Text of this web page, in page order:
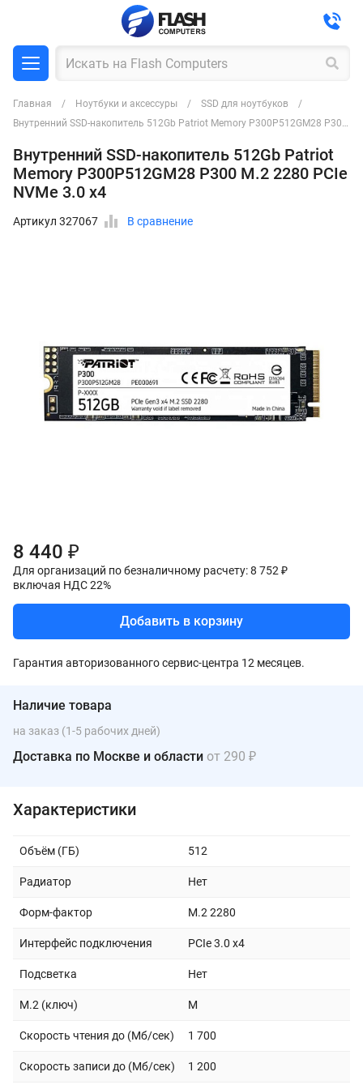
Главная Ноутбуки и аксессуры
SSD для ноутбуков
Внутренний SSD-накопитель 512Gb Patriot Memory P300P512GM28 P300 M.2 2280 PCIe NVMe 3.0 x4
Внутренний SSD-накопитель 512Gb Patriot
Memory P300P512GM28 P300 M.2 2280 PCIe
NVMe 3.0 x4
Артикул 327067 В сравнение
8 440 ₽
Для организаций по безналичному расчету: 8 752 ₽
включая НДС 22%
Добавить в корзину
Гарантия авторизованного сервис-центра 12 месяцев.
Наличие товара
на заказ (1-5 рабочих дней)
Доставка по Москве и области от 290 ₽
Характеристики
Объём (ГБ) 512
Радиатор Нет
Форм-фактор M.2 2280
Интерфейс подключения PCIe 3.0 x4
Подсветка Нет
M.2 (ключ) M
Скорость чтения до (Мб/сек) 1 700
Скорость записи до (Мб/сек) 1 200